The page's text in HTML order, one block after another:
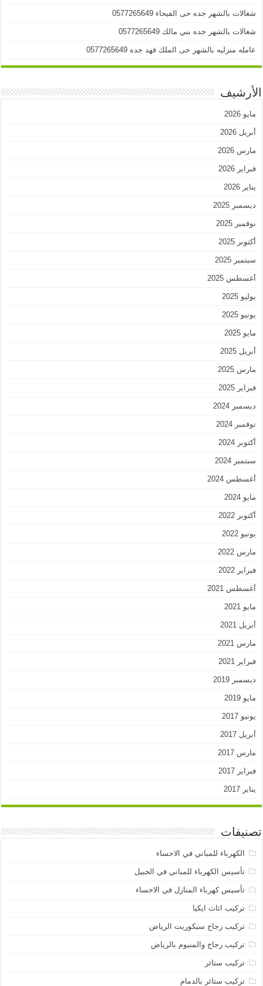
شغالات بالشهر جده حى الفيحاء 0577265649
شغالات بالشهر جده بني مالك 0577265649
عامله منزليه بالشهر حى الملك فهد جده 0577265649
الأرشيف
مايو 2026
أبريل 2026
مارس 2026
فبراير 2026
يناير 2026
ديسمبر 2025
نوفمبر 2025
أكتوبر 2025
سبتمبر 2025
أغسطس 2025
يوليو 2025
يونيو 2025
مايو 2025
أبريل 2025
مارس 2025
فبراير 2025
ديسمبر 2024
نوفمبر 2024
أكتوبر 2024
سبتمبر 2024
أغسطس 2024
مايو 2024
أكتوبر 2022
يونيو 2022
مارس 2022
فبراير 2022
أغسطس 2021
مايو 2021
أبريل 2021
مارس 2021
فبراير 2021
ديسمبر 2019
مايو 2019
يونيو 2017
أبريل 2017
مارس 2017
فبراير 2017
يناير 2017
تصنيفات
الكهرباء للمباني في الاحساء
تأسيس الكهرباء للمباني في الجبيل
تأسيس كهرباء المنازل في الاحساء
تركيب اثاث ايكيا
تركيب زجاج سيكوريت الرياض
تركيب زجاج والمنيوم بالرياض
تركيب ستائر
تركيب ستائر بالدمام